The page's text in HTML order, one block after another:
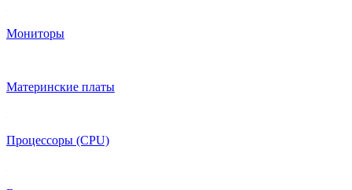
Мониторы
Материнские платы
Процессоры (CPU)